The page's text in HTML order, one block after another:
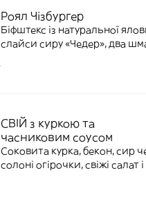
Роял Чізбургер
Біфштекс із натуральної
слайси сиру «Чедер», два
заправлені гірчицею та
СВІЙ з куркою та
часниковим соусом
Соковита курка, бекон, сир
солоні огірочки, свіжі салат